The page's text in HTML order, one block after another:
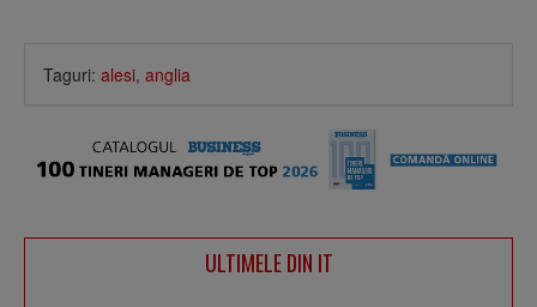
Taguri: alesi, anglia
ULTIMELE DIN IT